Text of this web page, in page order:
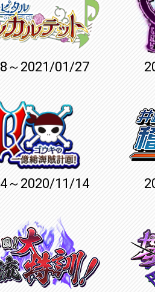
～2021/01/27
～2020/11/14